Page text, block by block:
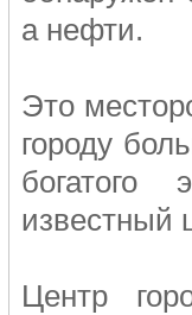
а нефти.
Это
городу
богатого
известный
Центр